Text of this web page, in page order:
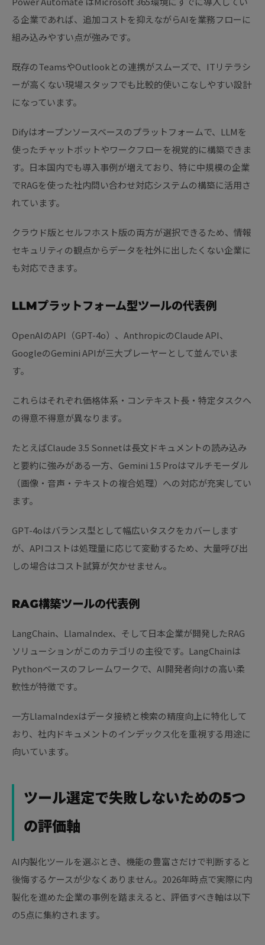
る企業であれば、追加コストを抑えながらAIを業務フローに
組み込みやすい点が強みです。
既存のTeamsやOutlookとの連携がスムーズで、ITリテラシ
ーが高くない現場スタッフでも比較的使いこなしやすい設計
になっています。
Difyはオープンソースベースのプラットフォームで、LLMを
使ったチャットボットやワークフローを視覚的に構築できま
す。日本国内でも導入事例が増えており、特に中規模の企業
でRAGを使った社内問い合わせ対応システムの構築に活用さ
れています。
クラウド版とセルフホスト版の両方が選択できるため、情報
セキュリティの観点からデータを社外に出したくない企業に
も対応できます。
LLMプラットフォーム型ツールの代表例
OpenAIのAPI（GPT-4o）、AnthropicのClaude API、
GoogleのGemini APIが三大プレーヤーとして並んでいま
す。
これらはそれぞれ価格体系・コンテキスト長・特定タスクへ
の得意不得意が異なります。
たとえばClaude 3.5 Sonnetは長文ドキュメントの読み込み
と要約に強みがある一方、Gemini 1.5 Proはマルチモーダル
（画像・音声・テキストの複合処理）への対応が充実してい
ます。
GPT-4oはバランス型として幅広いタスクをカバーします
が、APIコストは処理量に応じて変動するため、大量呼び出
しの場合はコスト試算が欠かせません。
RAG構築ツールの代表例
LangChain、LlamaIndex、そして日本企業が開発したRAG
ソリューションがこのカテゴリの主役です。LangChainは
Pythonベースのフレームワークで、AI開発者向けの高い柔
軟性が特徴です。
一方LlamaIndexはデータ接続と検索の精度向上に特化して
おり、社内ドキュメントのインデックス化を重視する用途に
向いています。
ツール選定で失敗しないための5つ
の評価軸
AI内製化ツールを選ぶとき、機能の豊富さだけで判断すると
後悔するケースが少なくありません。2026年時点で実際に内
製化を進めた企業の事例を踏まえると、評価すべき軸は以下
の5点に集約されます。